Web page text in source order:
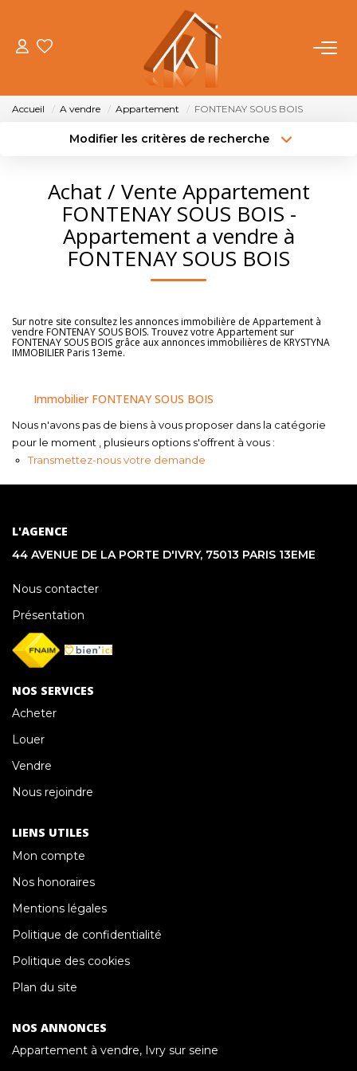
ACHETER
FAIRE GÉRER
NOTRE AGENCE
OUTILS
Accueil A vendre Appartement FONTENAY SOUS BOIS
Modifier les critères de recherche
Sélectionnez...
Type de bien
Surface min
Budget max Plus de critères
Achat / Vente Appartement
FONTENAY SOUS BOIS -
Appartement a vendre à
FONTENAY SOUS BOIS
Sur notre site consultez les annonces immobilière de Appartement à
vendre FONTENAY SOUS BOIS. Trouvez votre Appartement sur
FONTENAY SOUS BOIS grâce aux annonces immobilières de KRYSTYNA
IMMOBILIER Paris 13eme.
Immobilier FONTENAY SOUS BOIS
Nous n'avons pas de biens à vous proposer dans la catégorie
pour le moment , plusieurs options s'offrent à vous :
Transmettez-nous votre demande
L'AGENCE
44 AVENUE DE LA PORTE D'IVRY, 75013 PARIS 13EME
Nous contacter
Présentation
NOS SERVICES
Acheter
Louer
Vendre
Nous rejoindre
LIENS UTILES
Mon compte
Nos honoraires
Mentions légales
Politique de confidentialité
Politique des cookies
Plan du site
NOS ANNONCES
Appartement à vendre, Ivry sur seine